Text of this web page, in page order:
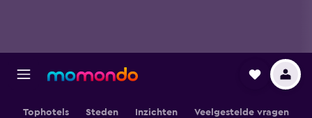
Tophotels Steden Inzichten Veelgestelde vragen